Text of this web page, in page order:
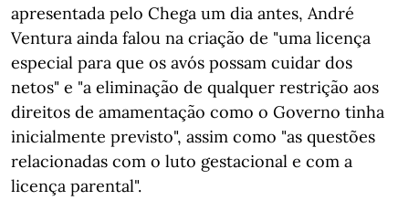
apresentada pelo Chega um dia antes, André
Ventura ainda falou na criação de "uma licença
especial para que os avós possam cuidar dos
netos" e "a eliminação de qualquer restrição aos
direitos de amamentação como o Governo tinha
inicialmente previsto", assim como "as questões
relacionadas com o luto gestacional e com a
licença parental".